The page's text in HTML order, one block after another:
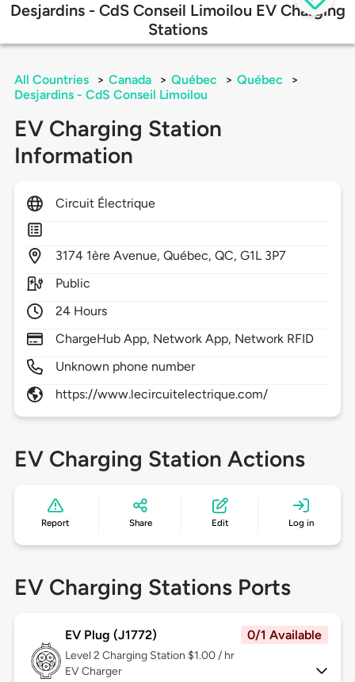
Desjardins - CdS Conseil Limoilou EV Charging
Stations
All Countries > Canada > Québec > Québec
>
Desjardins - CdS Conseil Limoilou
EV Charging Station
Information
Circuit Électrique
3174 1ère Avenue,Québec,QC,G1L 3P7
Public
24 Hours
ChargeHub App, Network App, Network RFID
Unknown phone number
https://www.lecircuitelectrique.com/
EV Charging Station Actions
Report Share Edit Log in
EV Charging Stations Ports
EV Plug (J1772) 0/1 Available
Level 2 Charging Station $1.00 / hr
EV Charger